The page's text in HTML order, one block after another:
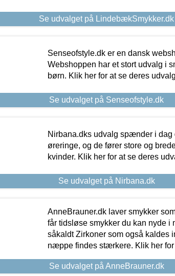
Se udvalget på LindebækSmykker.dk
Senseofstyle.dk er en dansk
Webshoppen har et stort udvalg i
børn. Klik her for at se deres
Se udvalget på Senseofstyle.dk
Nirbana.dks udvalg spænder i
øreringe, og de fører store og
kvinder. Klik her for at se deres
Se udvalget på Nirbana.dk
AnneBrauner.dk laver smykker
får tidsløse smykker du kan nyde i
såkaldt Zirkoner som også kaldes
næppe findes stærkere. Klik her for
Se udvalget på AnneBrauner.dk